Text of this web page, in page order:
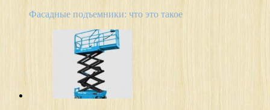
Фасадные подъемники: что это такое